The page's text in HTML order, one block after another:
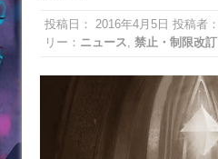
投稿日： 2016年4月5日 投稿者：
リー： ニュース 禁止・制限改訂